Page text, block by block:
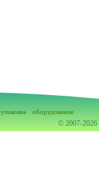
упаковка оборудование
© 2007-2026